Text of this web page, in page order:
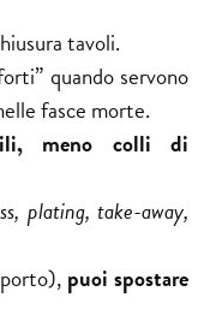
tavoli.
quando servono
fasce morte.
meno colli di
plating, take-away,
puoi spostare